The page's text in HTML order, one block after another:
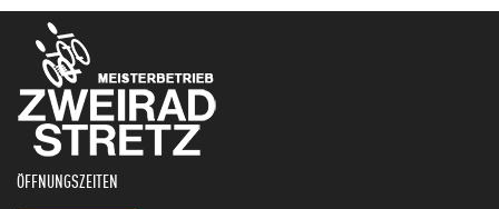
ÖFFNUNGSZEITEN